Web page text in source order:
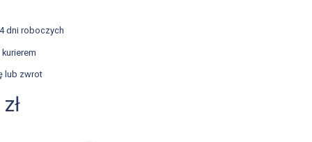
dni roboczych
lub zwrot